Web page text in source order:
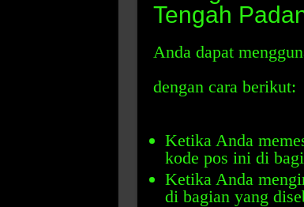
Tengah
Anda dapat
dengan cara berikut:
Ketika Anda
kode pos ini di
Ketika Anda
di bagian yang